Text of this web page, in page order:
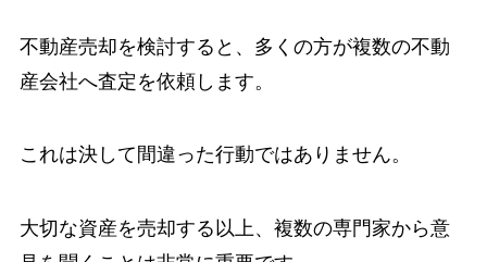
不動産売却を検討すると、多くの方が複数の不動
産会社へ査定を依頼します。
これは決して間違った行動ではありません。
大切な資産を売却する以上、複数の専門家から意